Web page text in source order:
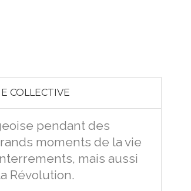
COLLECTIVE
pendant des
moments de la vie
mais aussi
Révolution.